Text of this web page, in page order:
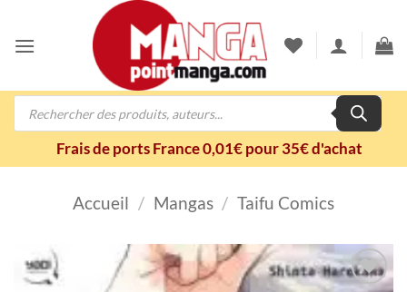
contenu
Recherche
Frais de ports France 0,01€ pour 35€ d'achat
Accueil / Mangas / Taifu Comics